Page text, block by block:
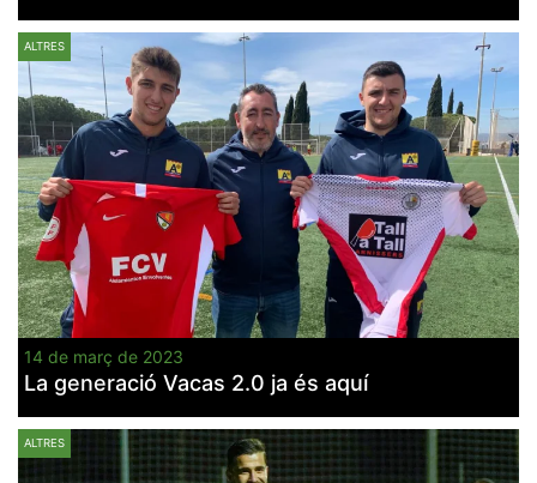
ALTRES
14 de març de 2023
La generació Vacas 2.0 ja és aquí
ALTRES